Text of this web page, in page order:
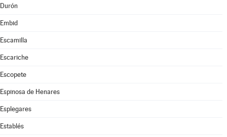
Durón
Embid
Escamilla
Escariche
Escopete
Espinosa de Henares
Esplegares
Establés